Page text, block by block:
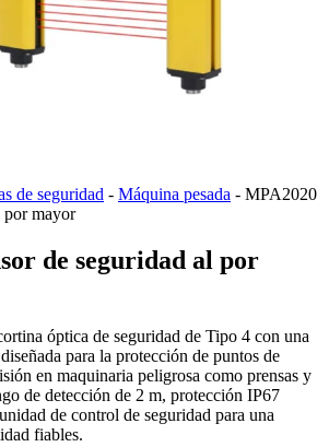
de seguridad - Máquina pesada - MPA2020
por mayor
de seguridad al por
óptica de seguridad de Tipo 4 con una
para la protección de puntos de
en maquinaria peligrosa como prensas y
de detección de 2 m, protección IP67
de control de seguridad para una
fiables.